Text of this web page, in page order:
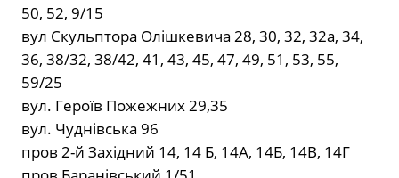
50, 52, 9/15
вул Скульптора Олішкевича 28, 30, 32, 32а, 34,
36, 38/32, 38/42, 41, 43, 45, 47, 49, 51, 53, 55,
59/25
вул. Героїв Пожежних 29,35
вул. Чуднівська 96
пров 2-й Західний 14, 14 Б, 14А, 14Б, 14В, 14Г